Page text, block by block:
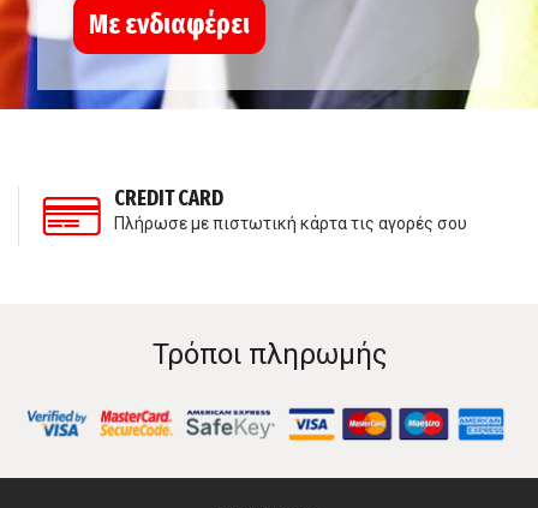
Με ενδιαφέρει
CREDIT CARD
Πλήρωσε με πιστωτική κάρτα τις αγορές σου
Τρόποι πληρωμής